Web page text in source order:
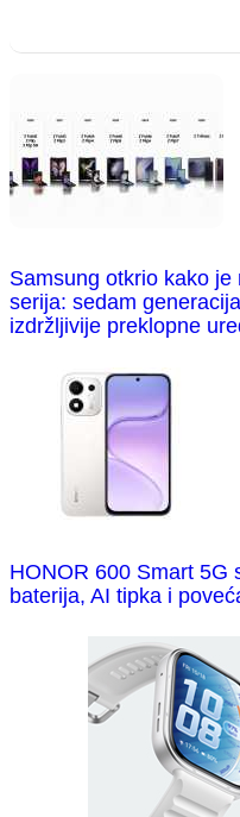
Samsung otkrio kako
serija: sedam
izdržljivije preklopne
HONOR 600 Smart 5G
baterija, AI tipka i